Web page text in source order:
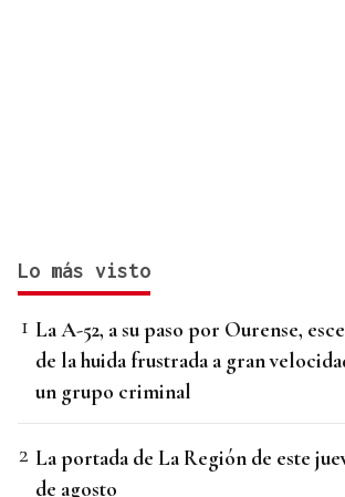
Lo más visto
La A-52, a su paso por Ourense,
de la huida frustrada a gran
un grupo criminal
La portada de La Región de este
de agosto